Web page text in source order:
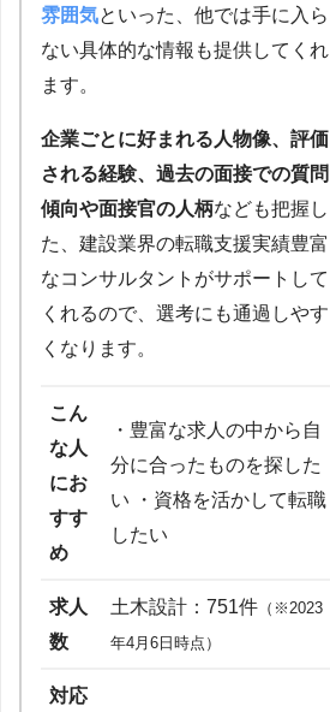
雰囲気といった、他では手に入ら
ない具体的な情報も提供してくれ
ます。
企業ごとに好まれる人物像、評価
される経験、過去の面接での質問
傾向や面接官の人柄なども把握し
た、建設業界の転職支援実績豊富
なコンサルタントがサポートして
くれるので、選考にも通過しやす
くなります。
こん
な人
にお
すす
め
・豊富な求人の中から自
分に合ったものを探した
い ・資格を活かして転職
したい
求人
数
土木設計：751件 （※2023
年4月6日時点）
対応